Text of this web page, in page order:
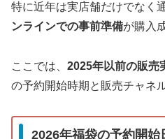
特に近年は実店舗だけでなく
ンラインでの事前準備が購入
ここでは、 2025年以前の販売
の予約開始時期と販売チャネ
2026年福袋の予約開始